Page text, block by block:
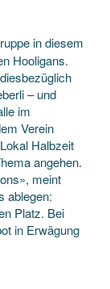
in diesem
Hooligans.
– und
im
Verein
Halbzeit
angehen.
meint
ablegen:
Platz. Bei
in Erwägung